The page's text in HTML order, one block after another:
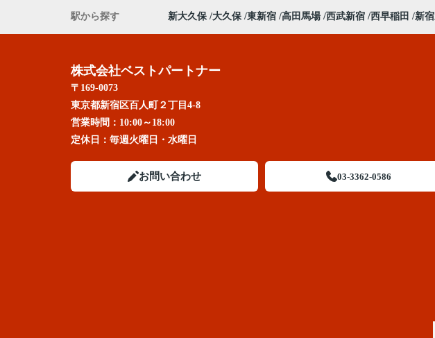
ましょう♪
駅から探す 新大久保 大久保 東新宿 高田馬場 西武新宿 西早稲田 新
株式会社ベストパートナー
〒169-0073
東京都新宿区百人町２丁目4-8
営業時間： 10:00～18:00
定休日： 毎週火曜日・水曜日
お問い合わせ 03-3362-0586